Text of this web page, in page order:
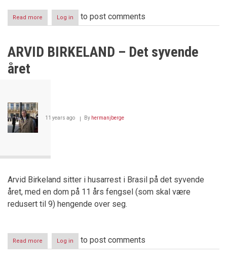
Read more
Politiet
mistillit
Log in to post comments
ARVID BIRKELAND – Det syvende
året
11 years ago By hermanjberge
Arvid Birkeland sitter i husarrest i Brasil på det syvende
året, med en dom på 11 års fengsel (som skal være
redusert til 9) hengende over seg.
Read more about
ARVID
Log in to post comments